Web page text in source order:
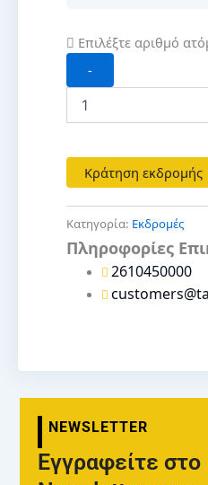
Επιλέξτε αριθμό
-
Κράτηση εκδρομής
Κατηγορία: Εκδρομές
Πληροφορίες
2610450000
NEWSLETTER
Εγγραφείτε στο